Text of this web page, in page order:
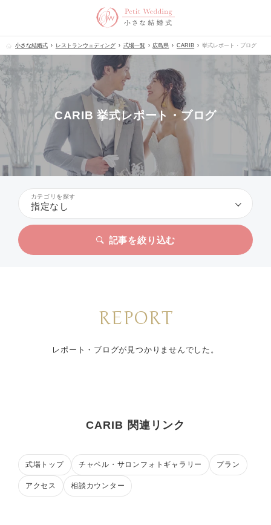
小さな結婚式 レストランウェディング 式場一覧 広島県 CARIB 挙式レポート・ブログ
CARIB 挙式レポート・ブログ
カテゴリを探す
指定なし
記事を絞り込む
REPORT
レポート・ブログが見つかりませんでした。
CARIB 関連リンク
式場トップ チャペル・サロンフォトギャラリー プラン
アクセス 相談カウンター